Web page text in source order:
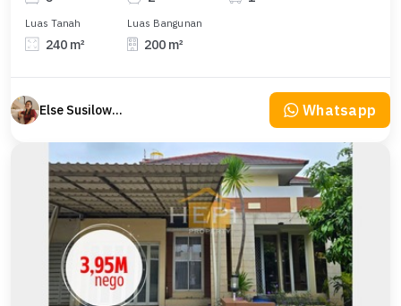
Luas Tanah
240 m²
Luas Bangunan
200 m²
Else Susilowaty Whatsapp